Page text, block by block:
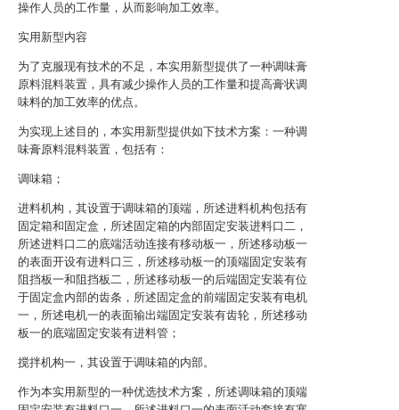
操作人员的工作量，从而影响加工效率。
实用新型内容
为了克服现有技术的不足，本实用新型提供了一种调味膏
原料混料装置，具有减少操作人员的工作量和提高膏状调
味料的加工效率的优点。
为实现上述目的，本实用新型提供如下技术方案：一种调
味膏原料混料装置，包括有：
调味箱；
进料机构，其设置于调味箱的顶端，所述进料机构包括有
固定箱和固定盒，所述固定箱的内部固定安装进料口二，
所述进料口二的底端活动连接有移动板一，所述移动板一
的表面开设有进料口三，所述移动板一的顶端固定安装有
阻挡板一和阻挡板二，所述移动板一的后端固定安装有位
于固定盒内部的齿条，所述固定盒的前端固定安装有电机
一，所述电机一的表面输出端固定安装有齿轮，所述移动
板一的底端固定安装有进料管；
搅拌机构一，其设置于调味箱的内部。
作为本实用新型的一种优选技术方案，所述调味箱的顶端